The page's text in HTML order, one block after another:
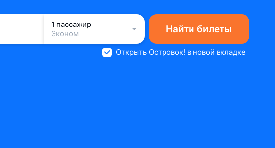
1 пассажир
Эконом
Найти билеты
Открыть Островок! в новой вкладке